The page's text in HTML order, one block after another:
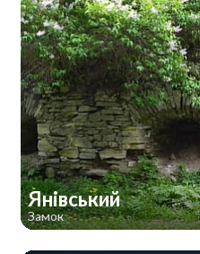
Янівський
Замок